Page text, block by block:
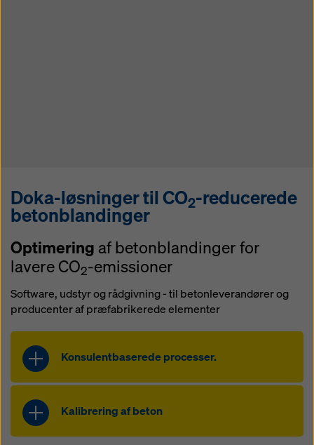
Doka-løsninger til CO2-reducerede
betonblandinger
Optimering af betonblandinger for
lavere CO2-emissioner
Software, udstyr og rådgivning - til betonleverandører og
producenter af præfabrikerede elementer
Konsulentbaserede processer.
Få individuel rådgivning fra vores
eksperter om, hvordan du reducerer
-udledningen i dine
betonbyggeprojekter. Skræddersyet
Kalibrering af beton